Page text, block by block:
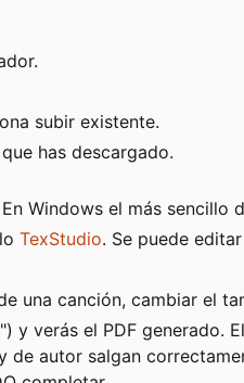
subir existente.
has descargado.
Windows el más sencillo
TexStudio. Se puede
una canción, cambiar el
y verás el PDF generado.
de autor salgan